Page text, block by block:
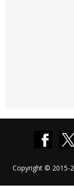
Copyright © 2015-